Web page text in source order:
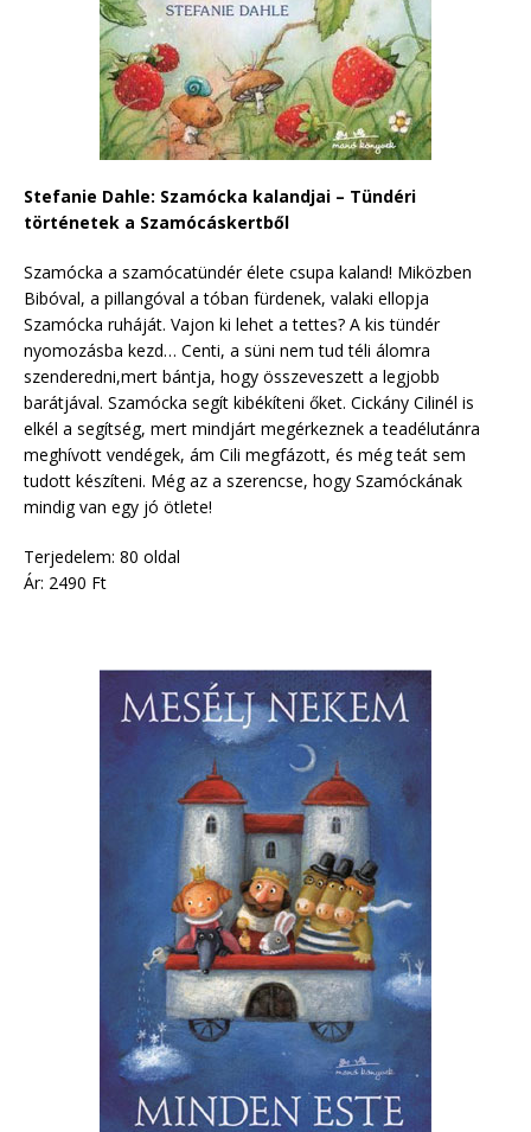
Stefanie Dahle: Szamócka kalandjai – Tündéri
történetek a Szamócáskertből
Szamócka a szamócatündér élete csupa kaland! Miközben
Bibóval, a pillangóval a tóban fürdenek, valaki ellopja
Szamócka ruháját. Vajon ki lehet a tettes? A kis tündér
nyomozásba kezd… Centi, a süni nem tud téli álomra
szenderedni,mert bántja, hogy összeveszett a legjobb
barátjával. Szamócka segít kibékíteni őket. Cickány Cilinél is
elkél a segítség, mert mindjárt megérkeznek a teadélutánra
meghívott vendégek, ám Cili megfázott, és még teát sem
tudott készíteni. Még az a szerencse, hogy Szamóckának
mindig van egy jó ötlete!
Terjedelem: 80 oldal
Ár: 2490 Ft